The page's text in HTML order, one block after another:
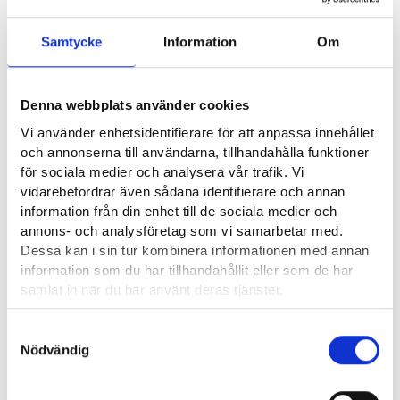
Samtycke Information Om
Denna webbplats använder cookies
Vi använder enhetsidentifierare för att anpassa innehållet
och annonserna till användarna, tillhandahålla funktioner
för sociala medier och analysera vår trafik. Vi
vidarebefordrar även sådana identifierare och annan
information från din enhet till de sociala medier och
annons- och analysföretag som vi samarbetar med.
Dessa kan i sin tur kombinera informationen med annan
information som du har tillhandahållit eller som de har
samlat in när du har använt deras tjänster.
Cookies
Nödvändig
Vilka kunskaper eller egenskaper krävs i
yrket?
vilket förutsätter noggrannhet och ansvarsfullhet. Man bör
kunna lagstiftningen om arbetet till exempel i fråga om
patientsäkerhet och produkter och utrustning för hälso- och
sjukvård. Det krävs noggrannhet för att sätta sig in i
säkerhetsdatabladen. Instrumentskötare är bundna av
tystnadsplikt, så yrket kräver tillförlitlighet.
Vad är det bästa med ditt yrke?
har ett tydligt syfte och har ett direkt samband med
patientsäkerheten. Jag har alltid gillat att få göra ett noggrant